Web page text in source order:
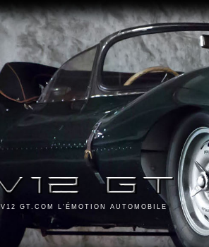
V12 GT.COM L'ÉMOTION AUTOMOBILE